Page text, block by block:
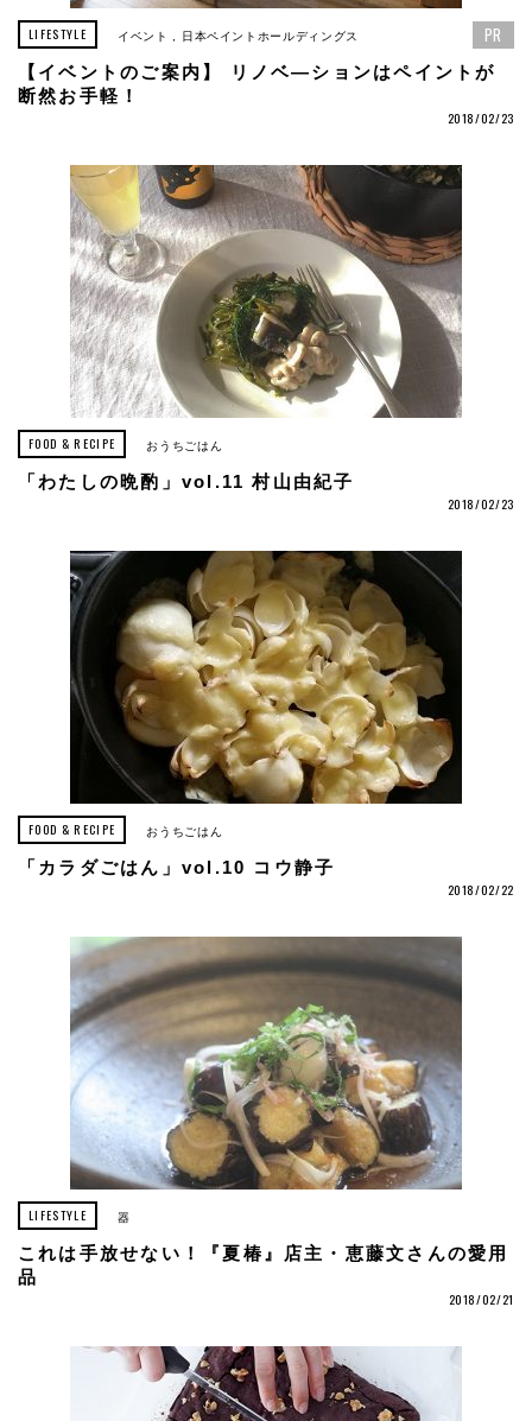
LIFESTYLE イベント 日本ペイントホールディングス PR
【イベントのご案内】 リノベ―ションはペイントが
断然お手軽！
2018/02/23
FOOD & RECIPE おうちごはん
「わたしの晩酌」vol.11 村山由紀子
2018/02/23
FOOD & RECIPE おうちごはん
「カラダごはん」vol.10 コウ静子
2018/02/22
LIFESTYLE 器
これは手放せない！『夏椿』店主・恵藤文さんの愛用
品
2018/02/21